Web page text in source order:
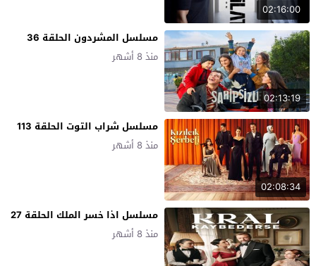
02:16:00
02:13:19
مسلسل المشردون الحلقة 36
منذ 8 أشهر
02:08:34
مسلسل شراب التوت الحلقة 113
منذ 8 أشهر
مسلسل اذا خسر الملك الحلقة 27
منذ 8 أشهر